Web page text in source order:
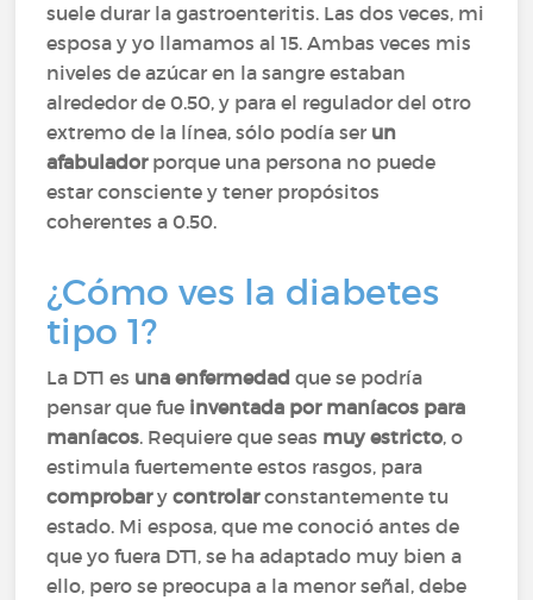
suele durar la gastroenteritis. Las dos veces, mi
esposa y yo llamamos al 15. Ambas veces mis
niveles de azúcar en la sangre estaban
alrededor de 0.50, y para el regulador del otro
extremo de la línea, sólo podía ser un
afabuladorporque una persona no puede
estar consciente y tener propósitos
coherentes a 0.50.
¿Cómo ves la diabetes
tipo 1?
La DT1 es una enfermedad que se podría
pensar que fue inventada por maníacos para
maníacos. Requiere que seas muy estricto, o
estimula fuertemente estos rasgos, para
comprobarycontrolarconstantemente tu
estado. Mi esposa, que me conoció antes de
que yo fuera DT1, se ha adaptado muy bien a
ello, pero se preocupa a la menor señal, debe